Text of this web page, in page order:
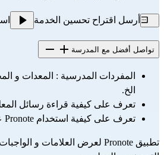
أرسل اقتراح تحسين الخدمة
تواصل أفضل مع المدرسة
الخ.
تعرف على كيفية قراءة رسائل
تعرف على كيفية استخدام Pronote